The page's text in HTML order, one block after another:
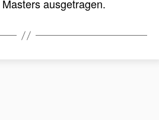
ausgetragen.